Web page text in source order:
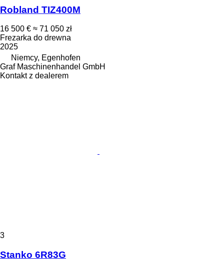
Robland TIZ400M
16 500 € ≈ 71 050 zł
Frezarka do drewna
2025
Niemcy, Egenhofen
Graf Maschinenhandel GmbH
Kontakt z dealerem
3
Stanko 6R83G